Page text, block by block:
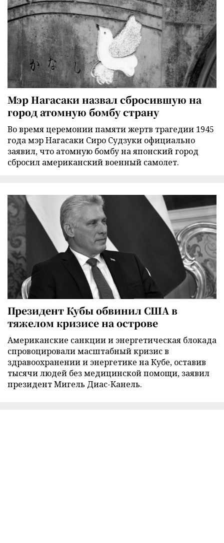
Мэр Нагасаки назвал сбросившую на
город атомную бомбу страну
Во время церемонии памяти жертв трагедии 1945
года мэр Нагасаки Сиро Судзуки официально
заявил, что атомную бомбу на японский город
сбросил американский военный самолет.
Президент Кубы обвинил США в
тяжелом кризисе на острове
Американские санкции и энергетическая блокада
спровоцировали масштабный кризис в
здравоохранении и энергетике на Кубе, оставив
тысячи людей без медицинской помощи, заявил
президент Мигель Диас-Канель.